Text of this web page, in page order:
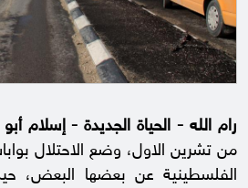
رام الله - الحياة الجديدة - إسلام
من تشرين الاول، وضع الاحتلال
الفلسطينية عن بعضها البعض،